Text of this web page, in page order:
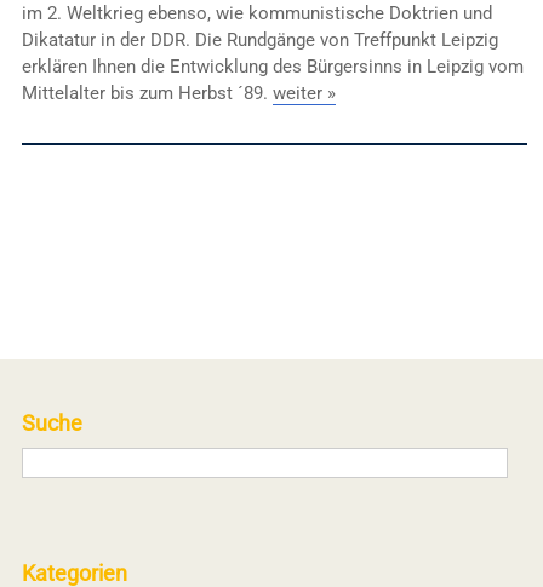
im 2. Weltkrieg ebenso, wie kommunistische Doktrien und
Dikatatur in der DDR. Die Rundgänge von Treffpunkt Leipzig
erklären Ihnen die Entwicklung des Bürgersinns in Leipzig vom
Mittelalter bis zum Herbst ´89. weiter »
Suche
Kategorien